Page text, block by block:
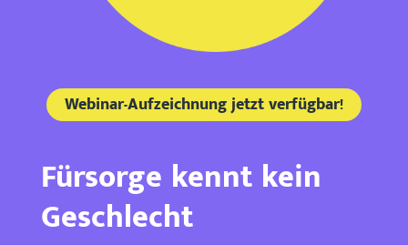
Webinar-Aufzeichnung jetzt verfügbar!
Fürsorge kennt kein
Geschlecht